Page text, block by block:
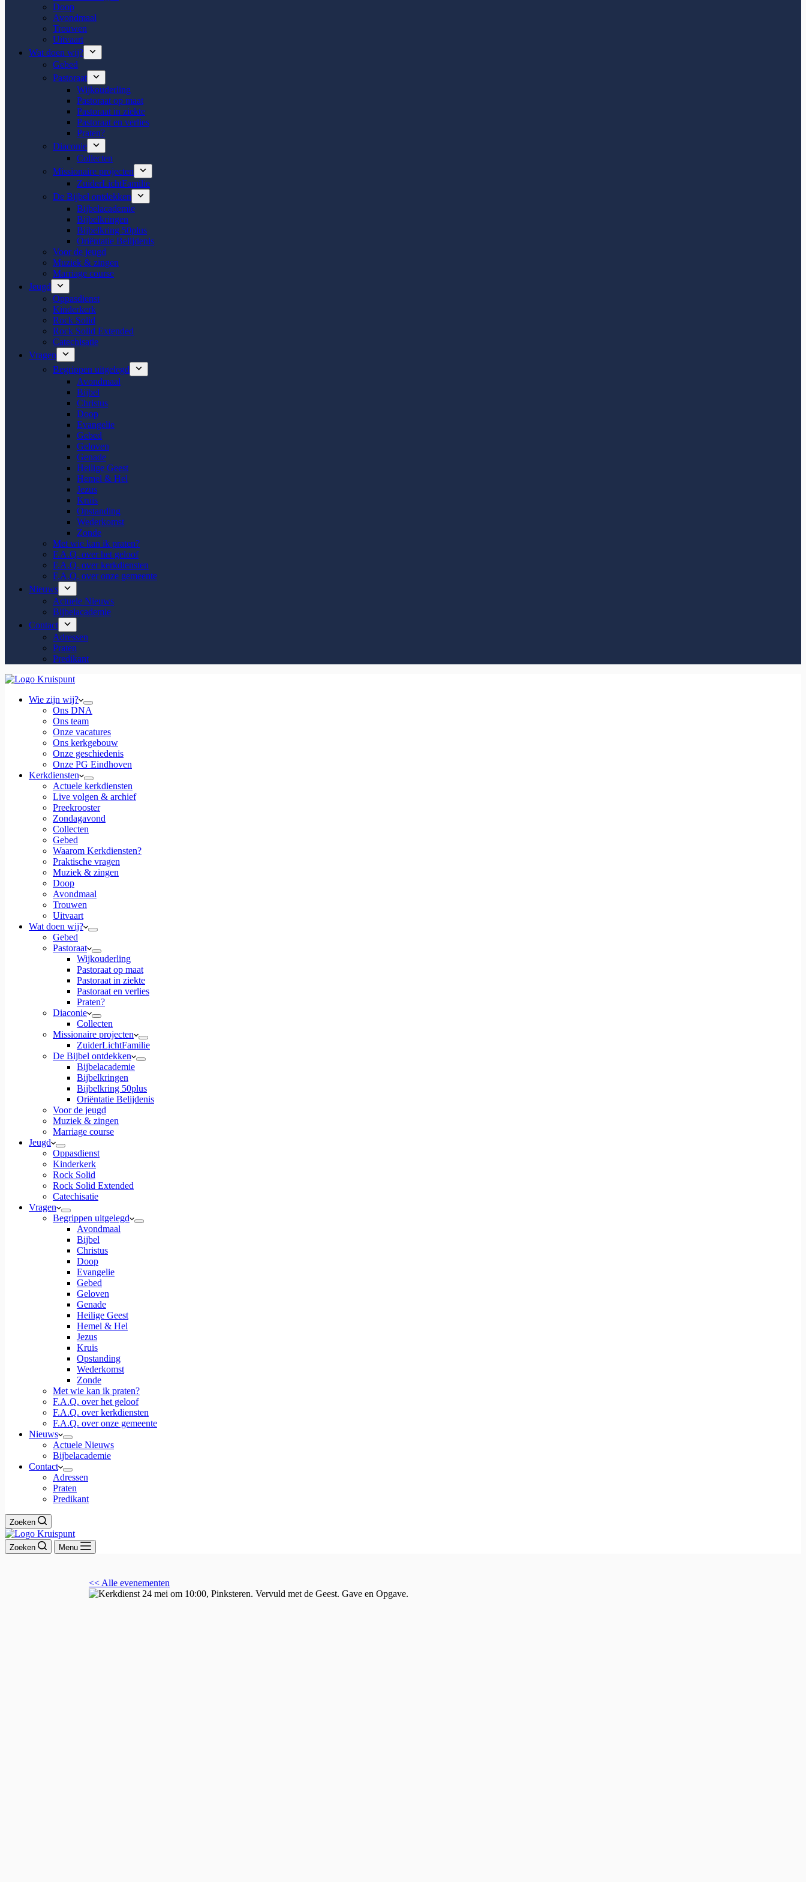
Doop
Avondmaal
Trouwen
Uitvaart
Wat doen wij?
Gebed
Pastoraat
Wijkouderling
Pastoraat op maat
Pastoraat in ziekte
Pastoraat en verlies
Praten?
Diaconie
Collecten
Missionaire projecten
ZuiderLichtFamilie
De Bijbel ontdekken
Bijbelacademie
Bijbelkringen
Bijbelkring 50plus
Oriëntatie Belijdenis
Voor de jeugd
Muziek & zingen
Marriage course
Jeugd
Oppasdienst
Kinderkerk
Rock Solid
Rock Solid Extended
Catechisatie
Vragen
Begrippen uitgelegd
Avondmaal
Bijbel
Christus
Doop
Evangelie
Gebed
Geloven
Genade
Heilige Geest
Hemel & Hel
Jezus
Kruis
Opstanding
Wederkomst
Zonde
Met wie kan ik praten?
F.A.Q. over het geloof
F.A.Q. over kerkdiensten
F.A.Q. over onze gemeente
Nieuws
Actuele Nieuws
Bijbelacademie
Contact
Adressen
Praten
Predikant
Wie zijn wij?
Ons DNA
Ons team
Onze vacatures
Ons kerkgebouw
Onze geschiedenis
Onze PG Eindhoven
Kerkdiensten
Actuele kerkdiensten
Live volgen & archief
Preekrooster
Zondagavond
Collecten
Gebed
Waarom Kerkdiensten?
Praktische vragen
Muziek & zingen
Doop
Avondmaal
Trouwen
Uitvaart
Wat doen wij?
Gebed
Pastoraat
Wijkouderling
Pastoraat op maat
Pastoraat in ziekte
Pastoraat en verlies
Praten?
Diaconie
Collecten
Missionaire projecten
ZuiderLichtFamilie
De Bijbel ontdekken
Bijbelacademie
Bijbelkringen
Bijbelkring 50plus
Oriëntatie Belijdenis
Voor de jeugd
Muziek & zingen
Marriage course
Jeugd
Oppasdienst
Kinderkerk
Rock Solid
Rock Solid Extended
Catechisatie
Vragen
Begrippen uitgelegd
Avondmaal
Bijbel
Christus
Doop
Evangelie
Gebed
Geloven
Genade
Heilige Geest
Hemel & Hel
Jezus
Kruis
Opstanding
Wederkomst
Zonde
Met wie kan ik praten?
F.A.Q. over het geloof
F.A.Q. over kerkdiensten
F.A.Q. over onze gemeente
Nieuws
Actuele Nieuws
Bijbelacademie
Contact
Adressen
Praten
Predikant
Zoeken
Zoeken Menu
<< Alle evenementen